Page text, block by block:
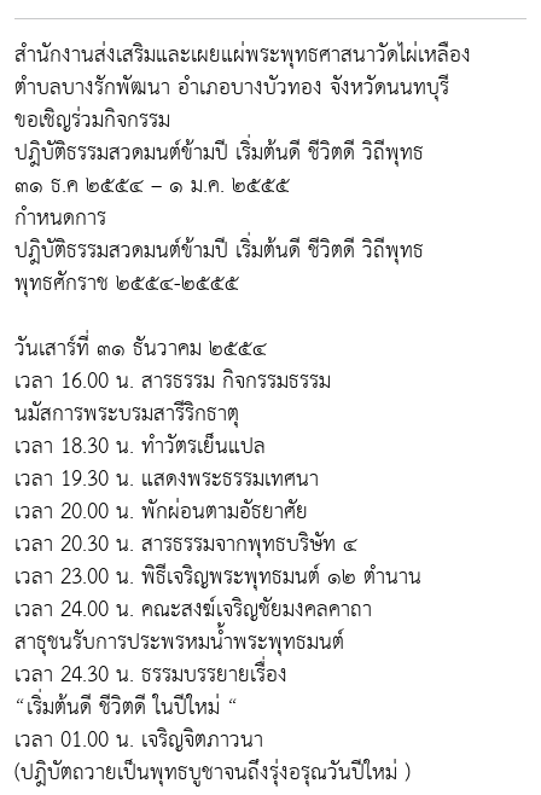
สำนักงานส่งเสริมและเผยแผ่พระพุทธศาสนาวัดไผ่เหลือง
ตำบลบางรักพัฒนา อำเภอบางบัวทอง จังหวัดนนทบุรี
ขอเชิญร่วมกิจกรรม
ปฎิบัติธรรมสวดมนต์ข้ามปี เริ่มต้นดี ชีวิตดี วิถีพุทธ
๓๑ ธ.ค ๒๕๕๔ – ๑ ม.ค. ๒๕๕๕
กำหนดการ
ปฎิบัติธรรมสวดมนต์ข้ามปี เริ่มต้นดี ชีวิตดี วิถีพุทธ
พุทธศักราช ๒๕๕๔-๒๕๕๕
วันเสาร์ที่ ๓๑ ธันวาคม ๒๕๕๔
เวลา 16.00 น. สารธรรม กิจกรรมธรรม
นมัสการพระบรมสารีริกธาตุ
เวลา 18.30 น. ทำวัตรเย็นแปล
เวลา 19.30 น. แสดงพระธรรมเทศนา
เวลา 20.00 น. พักผ่อนตามอัธยาศัย
เวลา 20.30 น. สารธรรมจากพุทธบริษัท ๔
เวลา 23.00 น. พิธีเจริญพระพุทธมนต์ ๑๒ ตำนาน
เวลา 24.00 น. คณะสงฆ์เจริญชัยมงคลคาถา
สาธุชนรับการประพรหมน้ำพระพุทธมนต์
เวลา 24.30 น. ธรรมบรรยายเรื่อง
“เริ่มต้นดี ชีวิตดี ในปีใหม่ “
เวลา 01.00 น. เจริญจิตภาวนา
(ปฎิบัตถวายเป็นพุทธบูชาจนถึงรุ่งอรุณวันปีใหม่ )